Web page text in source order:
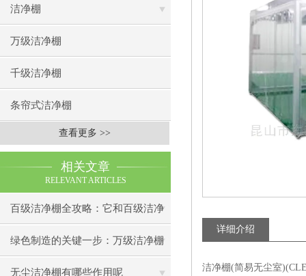
洁净棚
万级洁净棚
千级洁净棚
条帘式洁净棚
查看更多 >>
相关文章
RELEVANT ARTICLES
百级洁净棚全攻略：它和百级洁净
室到底有什么区别？
绿色制造的关键一步：万级洁净棚
助力环保型半导体产业发展
无尘洁净棚有哪些作用呢
详细介绍
洁净棚(简易无尘室